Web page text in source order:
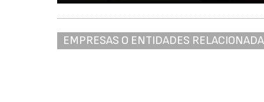
EMPRESAS O ENTIDADES